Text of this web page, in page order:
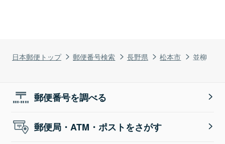
日本郵便トップ 郵便番号検索 長野県 松本市 並柳
郵便番号を調べる
郵便局・ATM・ポストをさがす